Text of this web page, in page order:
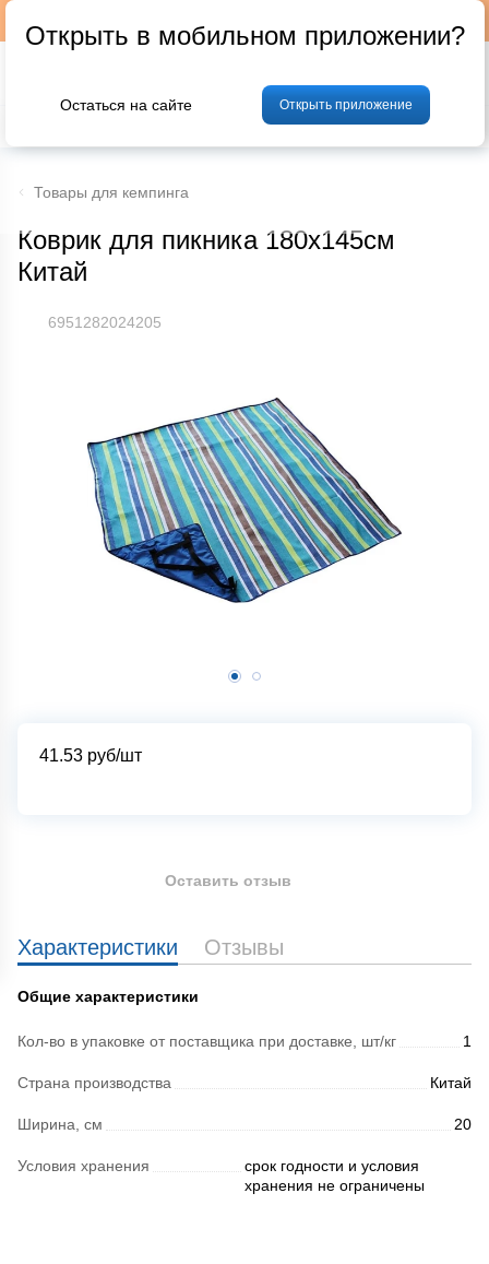
Фрукты и овощи Мясо Птица
Товары для кемпинга
Коврик для пикника 180х145см
Китай
6951282024205
41.53 руб/шт
Характеристики Отзывы
Общие характеристики
Кол-во в упаковке от поставщика при доставке, шт/кг 1
Страна производства Китай
Ширина, см 20
Условия хранения
срок годности и условия
хранения не ограничены
Оставить отзыв
Открыть в мобильном приложении?
Остаться на сайте Открыть приложение